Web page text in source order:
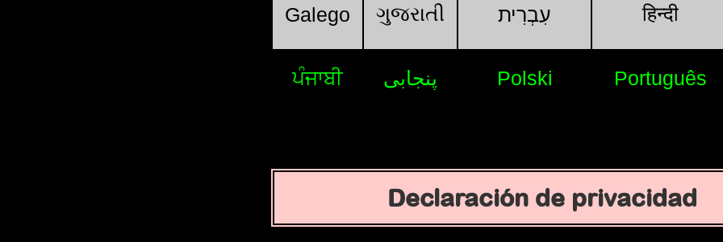
Galego ગુજરાતી עִבְרִית हिन्दी
ਪੰਜਾਬੀ پنجابی Polski Português
Declaración de privacidad